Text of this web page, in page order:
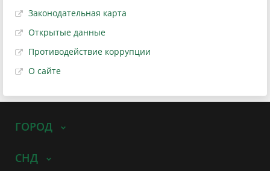
Законодательная карта
Открытые данные
Противодействие коррупции
О сайте
ГОРОД
СНД